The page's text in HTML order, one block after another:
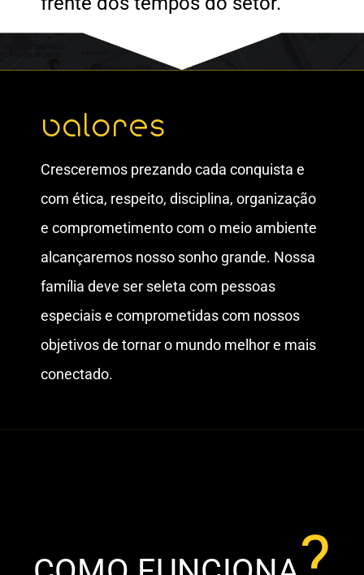
valores
Cresceremos prezando cada conquista e
com ética, respeito, disciplina, organização
e comprometimento com o meio ambiente
alcançaremos nosso sonho grande. Nossa
família deve ser seleta com pessoas
especiais e comprometidas com nossos
objetivos de tornar o mundo melhor e mais
conectado.
?